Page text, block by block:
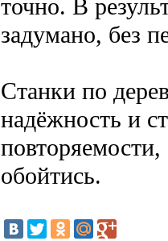
точно. В
задумано, без
Станки по
надёжность и
обойтись.